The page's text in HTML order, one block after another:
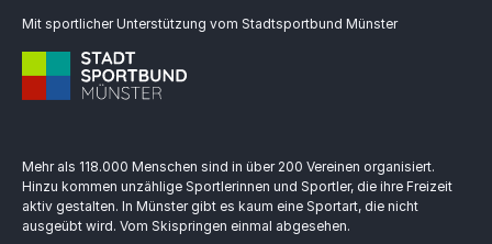
Mit sportlicher Unterstützung vom Stadtsportbund Münster
Mehr als 118.000 Menschen sind in über 200 Vereinen organisiert.
Hinzu kommen unzählige Sportlerinnen und Sportler, die ihre Freizeit
aktiv gestalten. In Münster gibt es kaum eine Sportart, die nicht
ausgeübt wird. Vom Skispringen einmal abgesehen.